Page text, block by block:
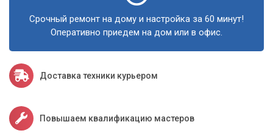
майнеры, руткиты, трояны и другие вредоносные
программы. Мы используем только надежные и
проверенные методы, чтобы гарантировать полное
уничтожение нежелательного ПО без повреждения ваших
Оптимизация и настройка системы
После удаления майнеров мы проводим комплексную
оптимизацию вашей операционной системы. Это включает
Срочный ремонт на дому и настройка за 60 минут!
Оперативно приедем на дом или в офис.
Доставка техники курьером
Повышаем квалификацию мастеров